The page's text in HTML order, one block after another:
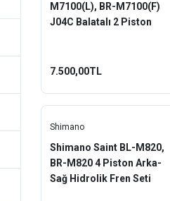
M7100(L), BR-M7100(F)
J04C Balatalı 2 Piston
7.500,00TL
Shimano
Shimano Saint BL-M820,
BR-M820 4 Piston Arka-
Sağ Hidrolik Fren Seti